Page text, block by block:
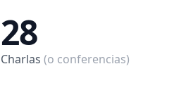
Charlas (o conferencias)
28